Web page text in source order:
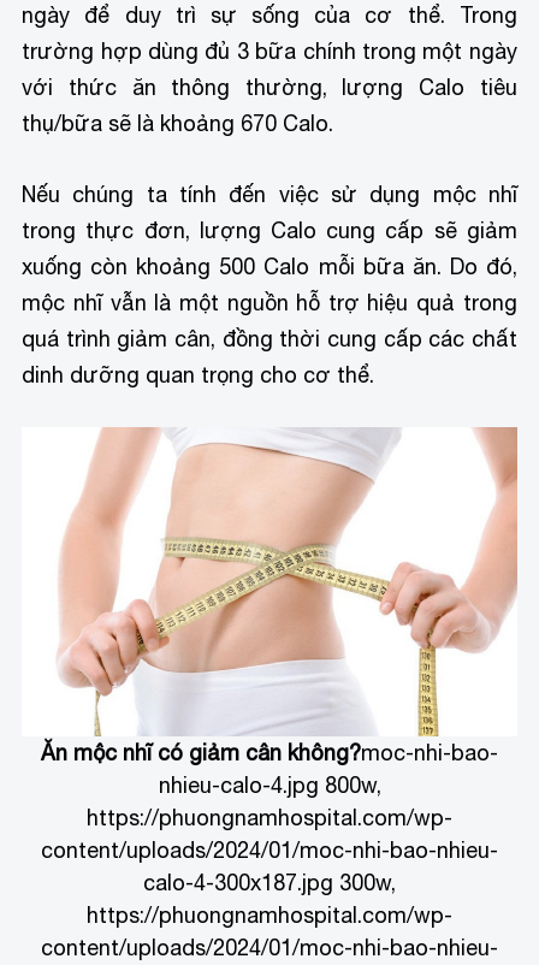
ngày để duy trì sự sống của cơ thể. Trong
trường hợp dùng đủ 3 bữa chính trong một ngày
với thức ăn thông thường, lượng Calo tiêu
thụ/bữa sẽ là khoảng 670 Calo.
Nếu chúng ta tính đến việc sử dụng mộc nhĩ
trong thực đơn, lượng Calo cung cấp sẽ giảm
xuống còn khoảng 500 Calo mỗi bữa ăn. Do đó,
mộc nhĩ vẫn là một nguồn hỗ trợ hiệu quả trong
quá trình giảm cân, đồng thời cung cấp các chất
dinh dưỡng quan trọng cho cơ thể.
Ăn mộc nhĩ có giảm cân không?moc-nhi-bao-
nhieu-calo-4.jpg 800w,
https://phuongnamhospital.com/wp-
content/uploads/2024/01/moc-nhi-bao-nhieu-
calo-4-300x187.jpg 300w,
https://phuongnamhospital.com/wp-
content/uploads/2024/01/moc-nhi-bao-nhieu-